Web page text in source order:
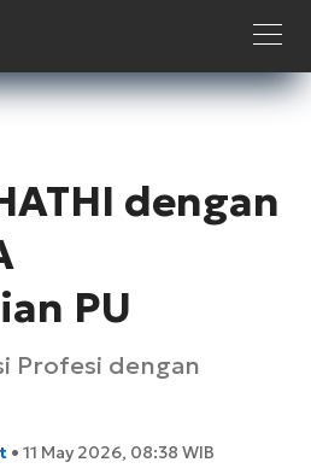
dengan
PU
Profesi dengan
• 11 May 2026, 08:38 WIB